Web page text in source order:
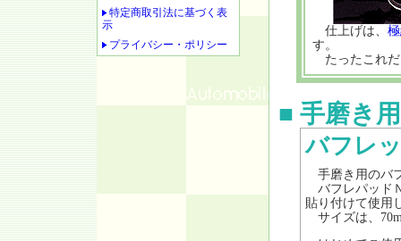
特定商取引法に基づく表
示
プライバシー・ポリシー
仕上げは、
す。
たったこれだ
■ 手磨き用
バフレ
手磨き用のバ
バフレパッド
貼り付けて使用
サイズは、